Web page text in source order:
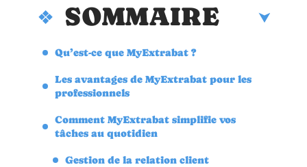
SOMMAIRE
Qu’est-ce que MyExtrabat ?
Les avantages de MyExtrabat pour les
professionnels
Comment MyExtrabat simplifie vos
tâches au quotidien
Gestion de la relation client